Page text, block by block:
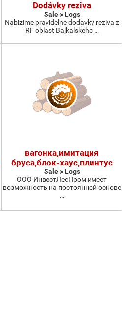
Dodávky reziva
Sale > Logs
Nabizime pravidelne dodavky reziva z
RF oblast Bajkalskeho …
вагонка,имитация
бруса,блок-хаус,плинтус
Sale > Logs
ООО ИнвестЛесПром имеет
возможность на постоянной основе
…